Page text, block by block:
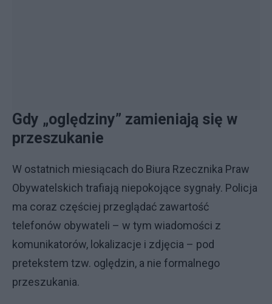
Gdy „oględziny” zamieniają się w
przeszukanie
W ostatnich miesiącach do Biura Rzecznika Praw
Obywatelskich trafiają niepokojące sygnały. Policja
ma coraz częściej przeglądać zawartość
telefonów obywateli – w tym wiadomości z
komunikatorów, lokalizacje i zdjęcia – pod
pretekstem tzw. oględzin, a nie formalnego
przeszukania.